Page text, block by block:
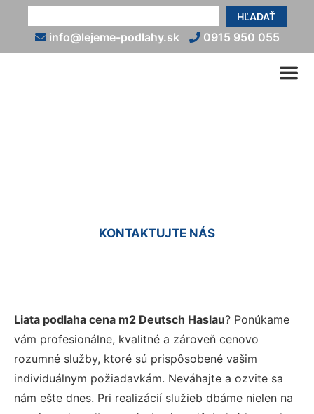
HĽADAŤ
info@lejeme-podlahy.sk 0915 950 055
KONTAKTUJTE NÁS
Liata podlaha cena m2 Deutsch Haslau? Ponúkame
vám profesionálne, kvalitné a zároveň cenovo
rozumné služby, ktoré sú prispôsobené vašim
individuálnym požiadavkám. Neváhajte a ozvite sa
nám ešte dnes. Pri realizácií služieb dbáme nielen na